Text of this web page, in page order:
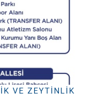
VE ZEYTINLIK